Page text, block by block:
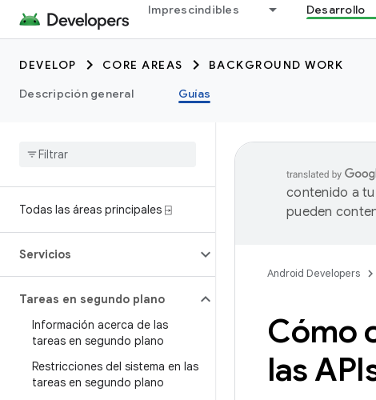
Imprescindibles Desarrollo
DEVELOP CORE AREAS
BACKGROUND WORK
Descripción general
Guías
Todas las áreas principales ⍈
Servicios
Tareas en segundo plano
Información acerca de las
tareas en segundo plano
Restricciones del sistema en las
tareas en segundo plano
contenido a
pueden
Android Developers
Cómo
las